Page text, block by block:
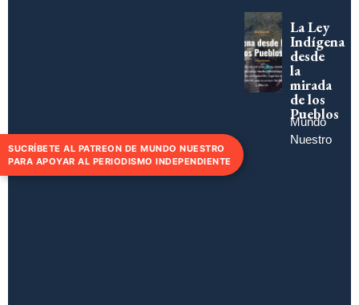
La Ley
Indígena
desde
la
mirada
de los
Pueblos
Mundo
Nuestro
SUCRÍBETE AL PATREON DE MUNDO NUESTRO
PARA APOYAR AL PERIODISMO INDEPENDIENTE